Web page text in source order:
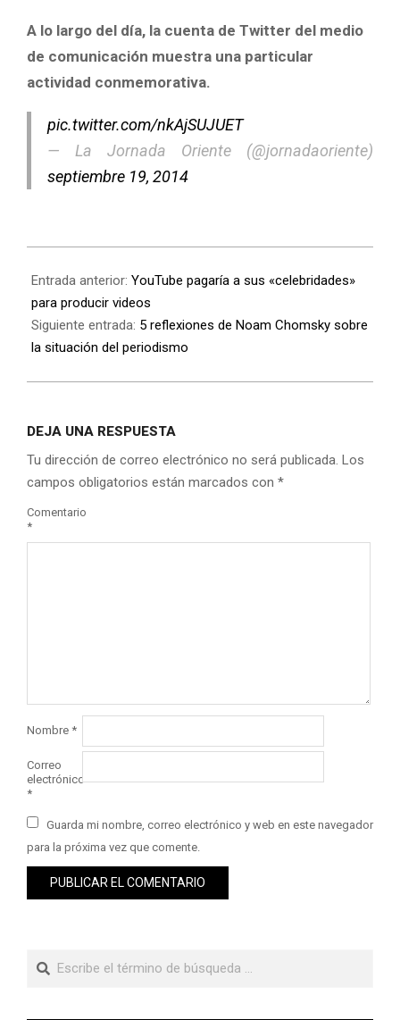
A lo largo del día, la cuenta de Twitter del medio
de comunicación muestra una particular
actividad conmemorativa.
pic.twitter.com/nkAjSUJUET
— La Jornada Oriente (@jornadaoriente)
septiembre 19, 2014
Entrada anterior: YouTube pagaría a sus «celebridades»
para producir videos
Siguiente entrada: 5 reflexiones de Noam Chomsky sobre
la situación del periodismo
DEJA UNA RESPUESTA
Tu dirección de correo electrónico no será publicada. Los
campos obligatorios están marcados con *
Comentario
*
Nombre *
Correo
electrónico
*
Guarda mi nombre, correo electrónico y web en este navegador
para la próxima vez que comente.